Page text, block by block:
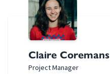
Claire Coremans
Project Manager